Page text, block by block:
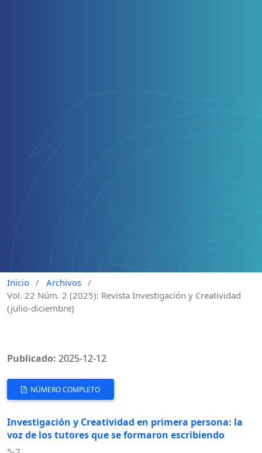
Inicio / Archivos /
Vol. 22 Núm. 2 (2025): Revista Investigación y Creatividad
(julio-diciembre)
Publicado: 2025-12-12
NÚMERO COMPLETO
Investigación y Creatividad en primera persona: la
voz de los tutores que se formaron escribiendo